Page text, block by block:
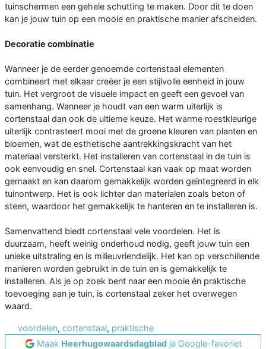
tuinschermen een gehele schutting te maken. Door dit te doen
kan je jouw tuin op een mooie en praktische manier afscheiden.
Decoratie combinatie
Wanneer je de eerder genoemde cortenstaal elementen
combineert met elkaar creëer je een stijlvolle eenheid in jouw
tuin. Het vergroot de visuele impact en geeft een gevoel van
samenhang. Wanneer je houdt van een warm uiterlijk is
cortenstaal dan ook de ultieme keuze. Het warme roestkleurige
uiterlijk contrasteert mooi met de groene kleuren van planten en
bloemen, wat de esthetische aantrekkingskracht van het
materiaal versterkt. Het installeren van cortenstaal in de tuin is
ook eenvoudig en snel. Cortenstaal kan vaak op maat worden
gemaakt en kan daarom gemakkelijk worden geïntegreerd in elk
tuinontwerp. Het is ook lichter dan materialen zoals beton of
steen, waardoor het gemakkelijk te hanteren en te installeren is.
Samenvattend biedt cortenstaal vele voordelen. Het is
duurzaam, heeft weinig onderhoud nodig, geeft jouw tuin een
unieke uitstraling en is milieuvriendelijk. Het kan op verschillende
manieren worden gebruikt in de tuin en is gemakkelijk te
installeren. Als je op zoek bent naar een mooie én praktische
toevoeging aan je tuin, is cortenstaal zeker het overwegen
waard.
voordelen, cortenstaal, praktische
Maak Heerhugowaardsdagbladje Google-favoriet